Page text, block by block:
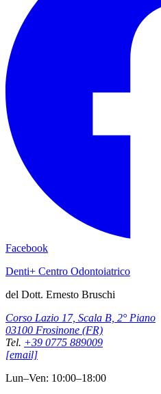
Facebook
Denti+ Centro Odontoiatrico
del Dott. Ernesto Bruschi
Corso Lazio 17, Scala B, 2° Piano
03100 Frosinone (FR)
Tel. +39 0775 889009
[email]
Lun–Ven: 10:00–18:00